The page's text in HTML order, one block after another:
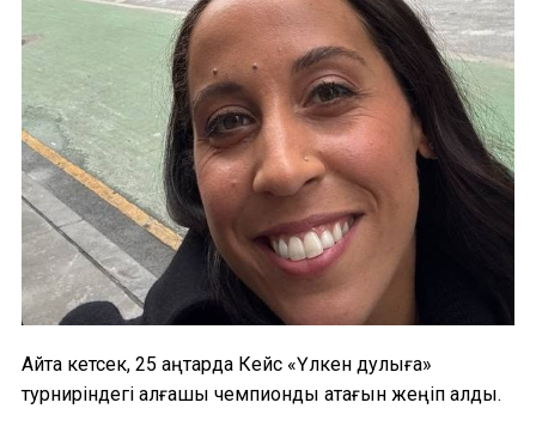
Айта кетсек, 25 қаңтарда Кейс «Үлкен дулыға»
турниріндегі алғашқы чемпиондық атағын жеңіп алды.